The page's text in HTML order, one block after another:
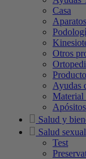
Casa
Otros
Ayudas
Material
Apósitos
Salud y
Salud sexual
Test